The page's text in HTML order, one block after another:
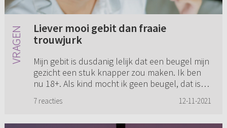
Liever mooi gebit dan fraaie
trouwjurk
Mijn gebit is dusdanig lelijk dat een beugel mijn
gezicht een stuk knapper zou maken. Ik ben
nu 18+. Als kind mocht ik geen beugel, dat is
wel graag een be...
7 reacties 12-11-2021